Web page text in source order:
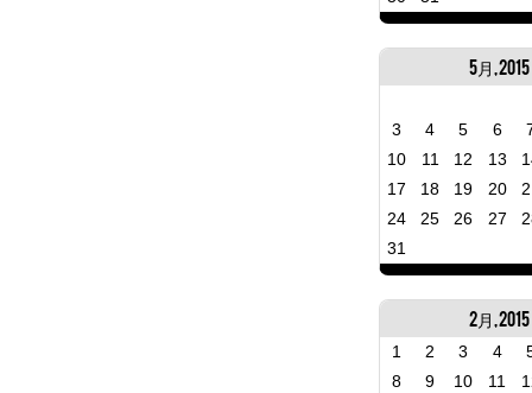
5月, 2015
3 4 5 6
10
11 12 13
17
18 19 20
24
25 26 27
31
2月, 2015
1 2 3 4
8
9 10 11